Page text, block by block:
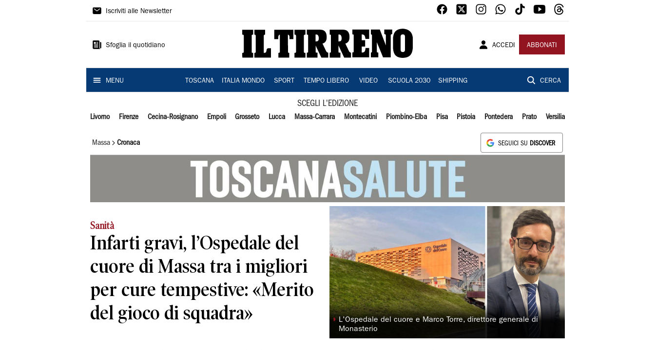
Il
Iscriviti alle Newsletter
Sfoglia il quotidiano ACCEDI ABBONATI
MENU TOSCANA ITALIA MONDO SPORT TEMPO LIBERO VIDEO SCUOLA 2030 SHIPPING CERCA
SCEGLI L'EDIZIONE
Livorno Firenze Cecina-Rosignano Empoli Grosseto Lucca Massa-Carrara Montecatini Piombino-Elba Pisa Pistoia Pontedera Prato Versilia
Massa Cronaca SEGUICI SU DISCOVER
Sanità
Infarti gravi, l’Ospedale del
cuore di Massa tra i migliori
per cure tempestive: «Merito
del gioco di squadra»
◗ L'Ospedale del cuore e Marco Torre, direttore generale di
Monasterio